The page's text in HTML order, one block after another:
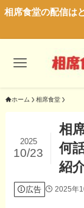
相席食堂の配信は
ホーム 相席食堂
相
何
紹
2025
10/23
広告 2025年